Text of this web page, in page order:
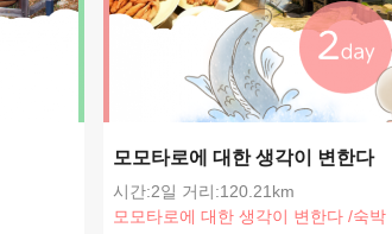
모모타로에 대한 생각이 변한다
시간:2일 거리:120.21km
모모타로에 대한 생각이 변한다 /숙박